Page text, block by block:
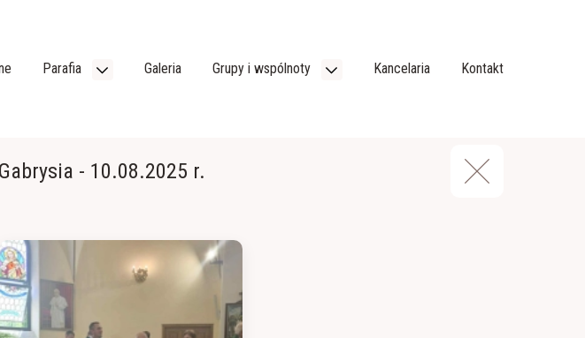
Parafia Galeria Grupy i wspólnoty Kancelaria Kontakt
- 10.08.2025 r.